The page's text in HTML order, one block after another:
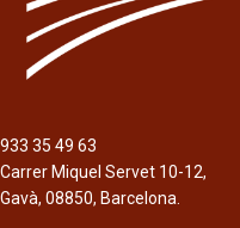
Actualmente está fabricado por
Pernod Ricard.
933 35 49 63
Carrer Miquel Servet 10-12,
Gavà, 08850, Barcelona.